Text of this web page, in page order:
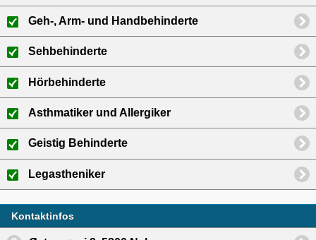
Geh-, Arm- und Handbehinderte
Sehbehinderte
Hörbehinderte
Asthmatiker und Allergiker
Geistig Behinderte
Legastheniker
Kontaktinfos